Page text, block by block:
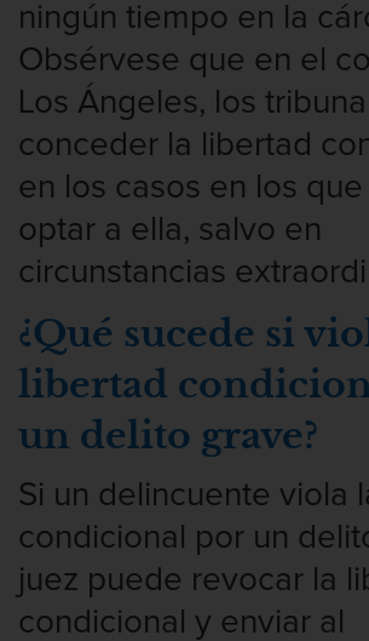
ningún tiempo en la
Obsérvese que en el
Los Ángeles, los
conceder la libertad
en los casos en los
optar a ella, salvo en
circunstancias
¿Qué sucede si
libertad
un delito grave?
Si un delincuente viola
condicional por un
juez puede revocar la
condicional y enviar al